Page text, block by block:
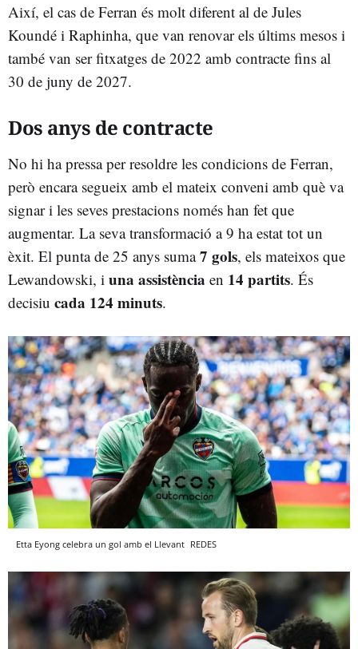
Així, el cas de Ferran és molt diferent al de Jules
Koundé i Raphinha, que van renovar els últims mesos i
també van ser fitxatges de 2022 amb contracte fins al
30 de juny de 2027.
Dos anys de contracte
No hi ha pressa per resoldre les condicions de Ferran,
però encara segueix amb el mateix conveni amb què va
signar i les seves prestacions només han fet que
augmentar. La seva transformació a 9 ha estat tot un
èxit. El punta de 25 anys suma7 gols, els mateixos que
Lewandowski, i una assistència en 14 partits. És
decisiu cada 124 minuts.
Etta Eyong celebra un gol amb el Llevant REDES